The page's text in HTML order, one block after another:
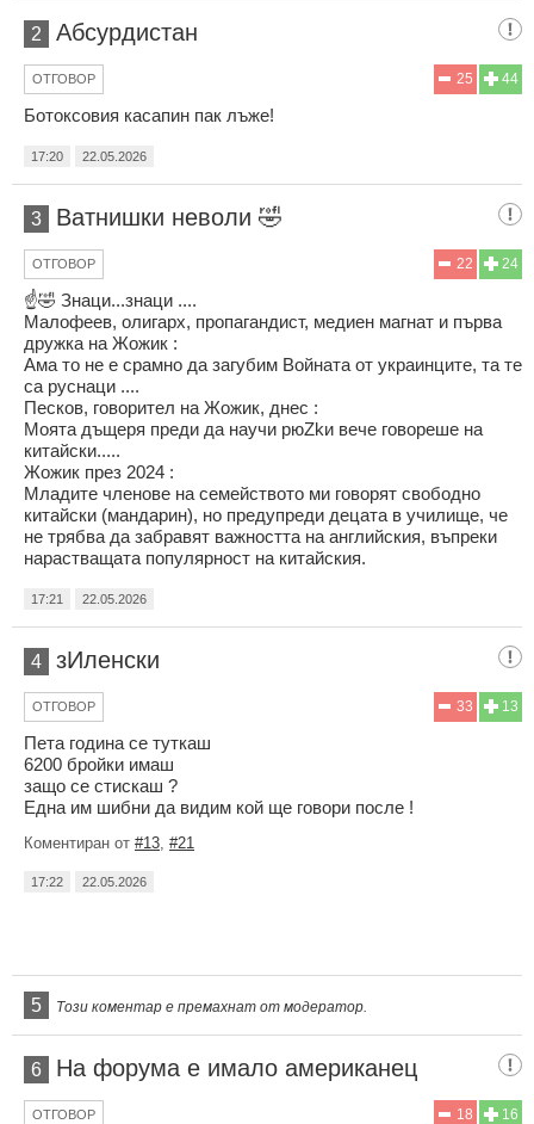
2 Абсурдистан
44
25
ОТГОВОР
Ботоксовия касапин пак лъже!
17:20 22.05.2026
3 Baтнишки неволи 🤣
24
22
ОТГОВОР
☝️🤣 Знаци...знаци ....
Малофеев, олигарх, пропагандист, медиен магнат и първа
дружка на Жожик :
Ама то не е срамно да загубим Войната от украинците, та те
са руснаци ....
Песков, говорител на Жожик, днес :
Моята дъщеря преди да научи рюZkи вече говореше на
китайски.....
Жожик през 2024 :
Младите членове на семейството ми говорят свободно
китайски (мандарин), но предупреди децата в училище, че
не трябва да забравят важността на английския, въпреки
нарастващата популярност на китайския.
17:21 22.05.2026
4 зИленски
13
33
ОТГОВОР
Пета година се туткаш
6200 бройки имаш
защо се стискаш ?
Една им шибни да видим кой ще говори после !
Коментиран от #13 #21
17:22 22.05.2026
5 Този коментар е премахнат от модератор.
6 На форума е имало американец
16
18
ОТГОВОР